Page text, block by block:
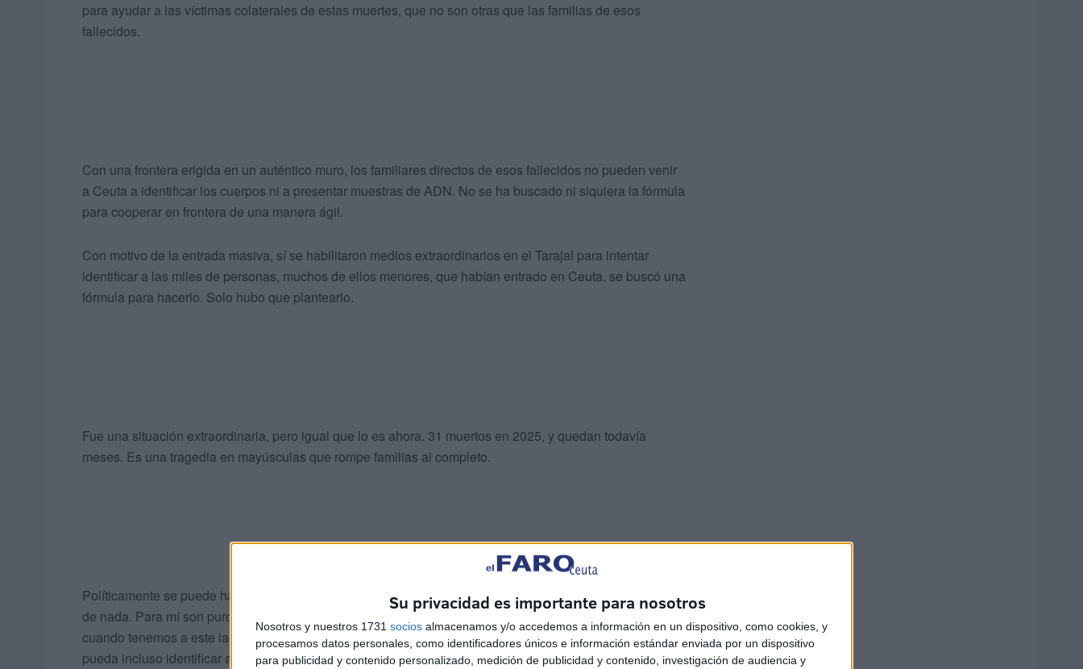
Su privacidad es importante para nosotros
Nosotros y nuestros 1731 socios almacenamos y/o accedemos a información en un dispositivo, como cookies, y
procesamos datos personales, como identificadores únicos e información estándar enviada por un dispositivo
para publicidad y contenido personalizado, medición de publicidad y contenido, investigación de audiencia y
para ayudar a las víctimas colaterales de estas muertes, que no son otras que las familias de esos
fallecidos.
Con una frontera erigida en un auténtico muro, los familiares directos de esos fallecidos no pueden venir
a Ceuta a identificar los cuerpos ni a presentar muestras de ADN. No se ha buscado ni siquiera la fórmula
para cooperar en frontera de una manera ágil.
Con motivo de la entrada masiva, sí se habilitaron medios extraordinarios en el Tarajal para intentar
identificar a las miles de personas, muchos de ellos menores, que habían entrado en Ceuta. se buscó una
fórmula para hacerlo. Solo hubo que plantearlo.
Fue una situación extraordinaria, pero igual que lo es ahora. 31 muertos en 2025, y quedan todavía
meses. Es una tragedia en mayúsculas que rompe familias al completo.
Políticamente se puede hacer mucho más. Los minutos de silencio o los mensajes en Facebook no sirven
de nada. Para mí son puro postureo, no hay más. Sí que sirven las gestiones políticas para permitir que
cuando tenemos a este lado un fallecido, al otro una madre pueda hacerse las pruebas con rapidez y
pueda incluso identificar a su hijo.